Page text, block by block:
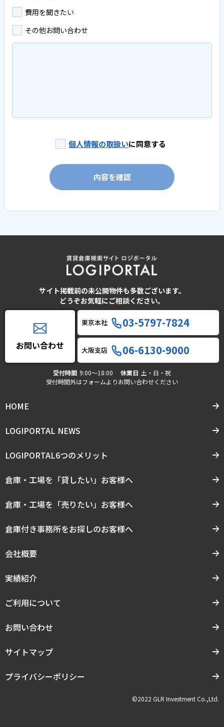
費用を聞きたい
その他お問い合わせ
個人情報の取扱いに同意する
内容を確認
サイト掲載前の未公開物件も多数ございます。
どうぞお気軽にご相談ください。
お問い合わせ
東京本社 03-5797-7824
大阪支店 06-6130-9000
受付時間 9:00〜18:00 休業日 土・日・祝
受付時間外はフォームよりお問い合わせください
HOME
LOGIPORTAL NEWS
LOGIPORTAL6つのメリット
倉庫・工場を「貸したい」お客様へ
倉庫・工場を「売りたい」お客様へ
倉庫付き事務所をお探しのお客様へ
会社概要
実績紹介
ご利用について
お問い合わせ
サイトマップ
プライバシーポリシー
©2022 GLR Investment Co.,Ltd.